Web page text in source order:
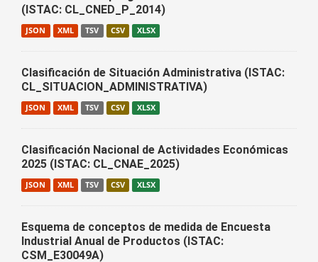
(ISTAC: CL_CNED_P_2014)
JSON XML TSV CSV XLSX
Clasificación de Situación Administrativa (ISTAC:
CL_SITUACION_ADMINISTRATIVA)
JSON XML TSV CSV XLSX
Clasificación Nacional de Actividades Económicas
2025 (ISTAC: CL_CNAE_2025)
JSON XML TSV CSV XLSX
Esquema de conceptos de medida de Encuesta
Industrial Anual de Productos (ISTAC:
CSM_E30049A)